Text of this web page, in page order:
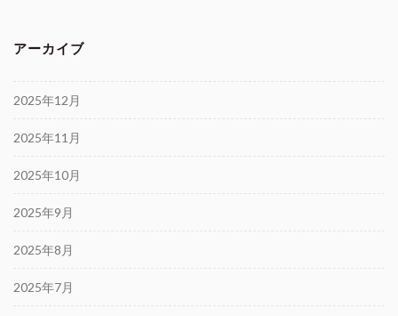
アーカイブ
2025年12月
2025年11月
2025年10月
2025年9月
2025年8月
2025年7月